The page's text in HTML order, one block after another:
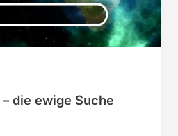
die ewige Suche